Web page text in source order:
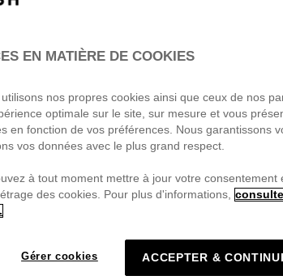
EN MATIÈRE DE COOKIES
nos propres cookies ainsi que ceux de nos
optimale sur le site, sur mesure et vous
en fonction de vos préférences. Nous garantissons
vos données avec le plus grand respect.
à tout moment mettre à jour votre consentement
des cookies. Pour plus d'informations,
Gérer cookies ACCEPTER &